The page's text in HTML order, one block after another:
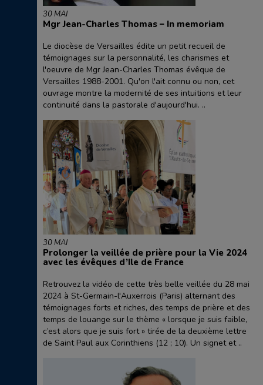
30 MAI
Mgr Jean-Charles Thomas – In memoriam
Le diocèse de Versailles édite un petit recueil de
témoignages sur la personnalité, les charismes et
l'oeuvre de Mgr Jean-Charles Thomas évêque de
Versailles 1988-2001. Qu'on l'ait connu ou non, cet
ouvrage montre la modernité de ses intuitions et leur
continuité dans la pastorale d'aujourd'hui. ..
30 MAI
Prolonger la veillée de prière pour la Vie 2024
avec les évêques d’Ile de France
Retrouvez la vidéo de cette très belle veillée du 28 mai
2024 à St-Germain-l'Auxerrois (Paris) alternant des
témoignages forts et riches, des temps de prière et des
temps de louange sur le thème « lorsque je suis faible,
c’est alors que je suis fort » tirée de la deuxième lettre
de Saint Paul aux Corinthiens (12 ; 10). Un signet et ..